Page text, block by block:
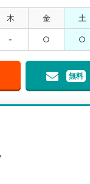
木 金 土
- ○ ○
無料